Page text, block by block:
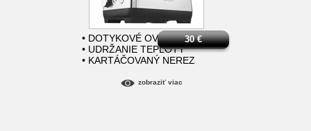
• DOTYKOVÉ OVLÁDANIE
• UDRŽANIE TEPLOTY
• KARTÁČOVANÝ NEREZ
30€
zobraziť viac